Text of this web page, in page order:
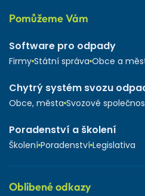
Pomůžeme Vám
Software pro odpady
Firmy Státní správa Obce a
Chytrý systém svozu
Obce, města Svozové
Poradenství a školení
Školení Poradenství Legislativa
Oblíbené odkazy